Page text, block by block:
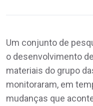
Um conjunto de
o desenvolvimento
materiais do grupo
monitoraram, em
mudanças que